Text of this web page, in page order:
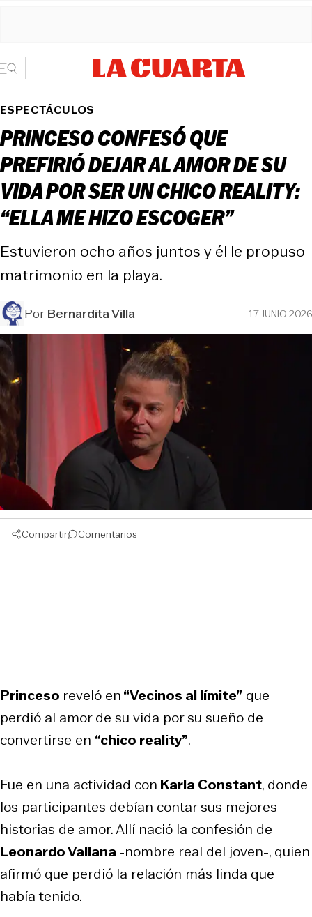
ESPECTÁCULOS
PRINCESO CONFESÓ QUE
PREFIRIÓ DEJAR AL AMOR DE SU
VIDA POR SER UN CHICO REALITY:
“ELLA ME HIZO ESCOGER”
Estuvieron ocho años juntos y él le propuso
matrimonio en la playa.
PorBernardita Villa 17 JUNIO 2026
Compartir Comentarios
Princeso reveló en“Vecinos al límite” que
perdió al amor de su vida por su sueño de
convertirse en “chico reality”.
Fue en una actividad con Karla Constant, donde
los participantes debían contar sus mejores
historias de amor. Allí nació la confesión de
Leonardo Vallana-nombre real del joven-, quien
afirmó que perdió la relación más linda que
había tenido.